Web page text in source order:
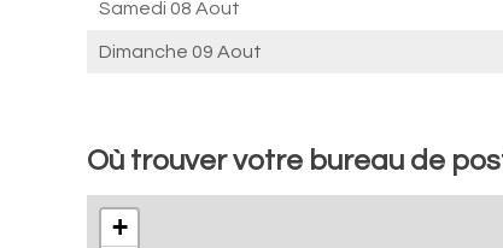
Samedi 08 Aout
Dimanche 09 Aout
Où trouver votre bureau de
+